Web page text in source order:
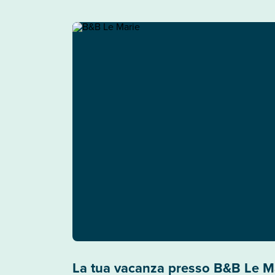
La tua vacanza presso B&B Le